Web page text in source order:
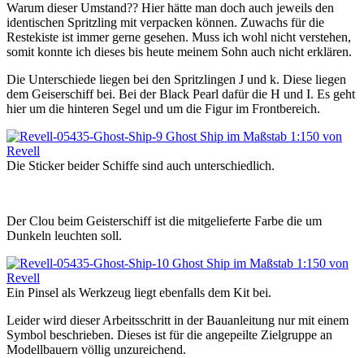
Warum dieser Umstand?? Hier hätte man doch auch jeweils den
identischen Spritzling mit verpacken können. Zuwachs für die
Restekiste ist immer gerne gesehen. Muss ich wohl nicht verstehen,
somit konnte ich dieses bis heute meinem Sohn auch nicht erklären.
Die Unterschiede liegen bei den Spritzlingen J und k. Diese liegen
dem Geiserschiff bei. Bei der Black Pearl dafür die H und I. Es geht
hier um die hinteren Segel und um die Figur im Frontbereich.
Die Sticker beider Schiffe sind auch unterschiedlich.
Der Clou beim Geisterschiff ist die mitgelieferte Farbe die um
Dunkeln leuchten soll.
Ein Pinsel als Werkzeug liegt ebenfalls dem Kit bei.
Leider wird dieser Arbeitsschritt in der Bauanleitung nur mit einem
Symbol beschrieben. Dieses ist für die angepeilte Zielgruppe an
Modellbauern völlig unzureichend.